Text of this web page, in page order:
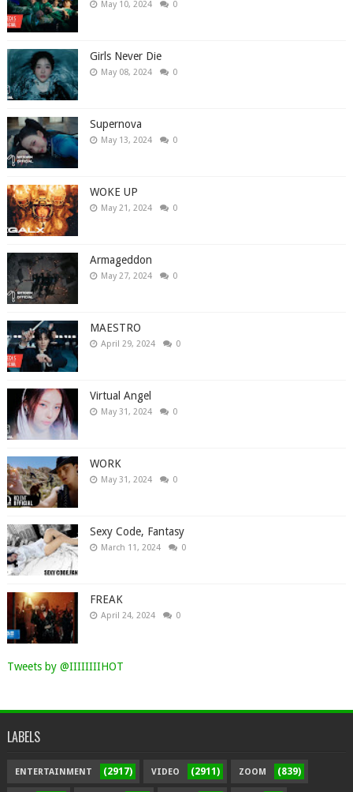
May 10, 2024 0
Girls Never Die
May 08, 2024 0
Supernova
May 13, 2024 0
WOKE UP
May 21, 2024 0
Armageddon
May 27, 2024 0
MAESTRO
April 29, 2024 0
Virtual Angel
May 31, 2024 0
WORK
May 31, 2024 0
Sexy Code, Fantasy
March 11, 2024 0
FREAK
April 24, 2024 0
Tweets by @IIIIIIIIHOT
LABELS
ENTERTAINMENT (2917) VIDEO (2911) ZOOM (839)